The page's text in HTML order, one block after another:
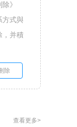
》
方式與
，并積
除
查看更多>